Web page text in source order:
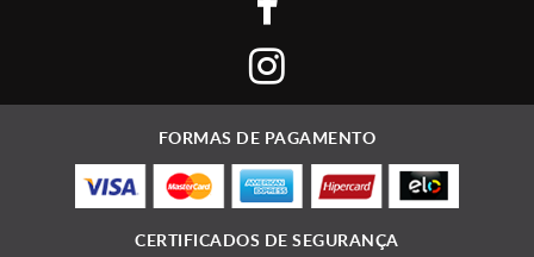
FORMAS DE PAGAMENTO
CERTIFICADOS DE SEGURANÇA